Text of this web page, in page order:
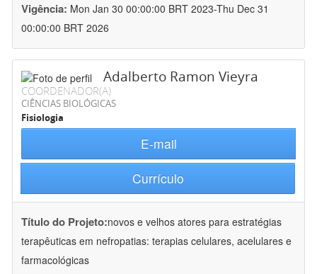
Vigência: Mon Jan 30 00:00:00 BRT 2023-Thu Dec 31
00:00:00 BRT 2026
Adalberto Ramon Vieyra
COORDENADOR(A)
CIÊNCIAS BIOLÓGICAS
Fisiologia
E-mail
Currículo
Título do Projeto:novos e velhos atores para estratégias
terapêuticas em nefropatias: terapias celulares, acelulares e
farmacológicas